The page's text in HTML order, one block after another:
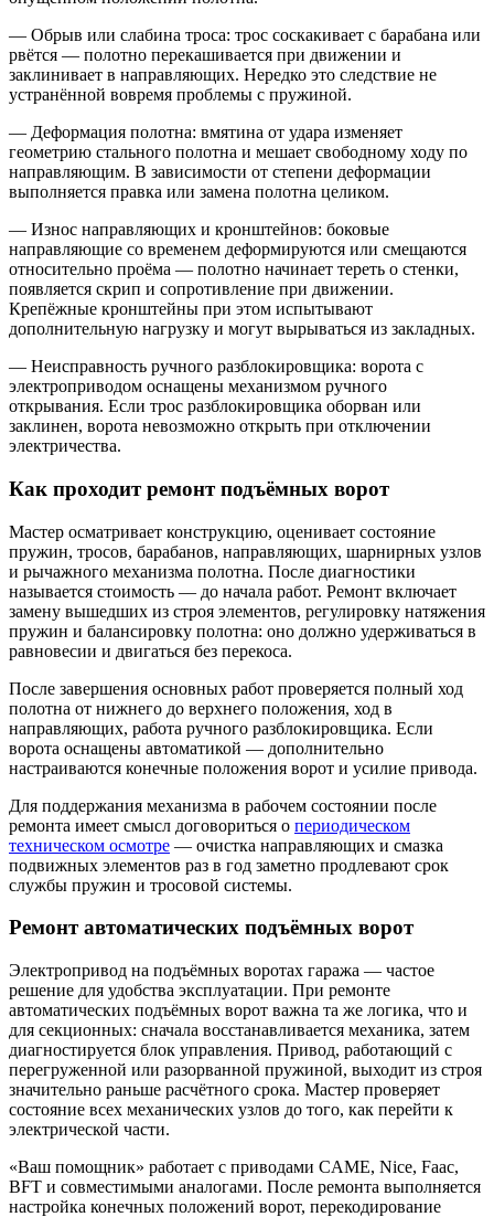
— Обрыв или слабина троса: трос соскакивает с барабана или
рвётся — полотно перекашивается при движении и
заклинивает в направляющих. Нередко это следствие не
устранённой вовремя проблемы с пружиной.
— Деформация полотна: вмятина от удара изменяет
геометрию стального полотна и мешает свободному ходу по
направляющим. В зависимости от степени деформации
выполняется правка или замена полотна целиком.
— Износ направляющих и кронштейнов: боковые
направляющие со временем деформируются или смещаются
относительно проёма — полотно начинает тереть о стенки,
появляется скрип и сопротивление при движении.
Крепёжные кронштейны при этом испытывают
дополнительную нагрузку и могут вырываться из закладных.
— Неисправность ручного разблокировщика: ворота с
электроприводом оснащены механизмом ручного
открывания. Если трос разблокировщика оборван или
заклинен, ворота невозможно открыть при отключении
электричества.
Как проходит ремонт подъёмных ворот
Мастер осматривает конструкцию, оценивает состояние
пружин, тросов, барабанов, направляющих, шарнирных узлов
и рычажного механизма полотна. После диагностики
называется стоимость — до начала работ. Ремонт включает
замену вышедших из строя элементов, регулировку натяжения
пружин и балансировку полотна: оно должно удерживаться в
равновесии и двигаться без перекоса.
После завершения основных работ проверяется полный ход
полотна от нижнего до верхнего положения, ход в
направляющих, работа ручного разблокировщика. Если
ворота оснащены автоматикой — дополнительно
настраиваются конечные положения ворот и усилие привода.
Для поддержания механизма в рабочем состоянии после
ремонта имеет смысл договориться о периодическом
техническом осмотре — очистка направляющих и смазка
подвижных элементов раз в год заметно продлевают срок
службы пружин и тросовой системы.
Ремонт автоматических подъёмных ворот
Электропривод на подъёмных воротах гаража — частое
решение для удобства эксплуатации. При ремонте
автоматических подъёмных ворот важна та же логика, что и
для секционных: сначала восстанавливается механика, затем
диагностируется блок управления. Привод, работающий с
перегруженной или разорванной пружиной, выходит из строя
значительно раньше расчётного срока. Мастер проверяет
состояние всех механических узлов до того, как перейти к
электрической части.
«Ваш помощник» работает с приводами CAME, Nice, Faac,
BFT и совместимыми аналогами. После ремонта выполняется
настройка конечных положений ворот, перекодирование